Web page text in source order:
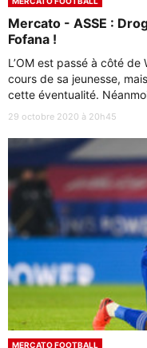
Mercato - ASSE :
Fofana !
L’OM est passé à côté de
cours de sa jeunesse,
cette éventualité.
29 octobre 2020 à 20h45
MERCATO FOOTBALL